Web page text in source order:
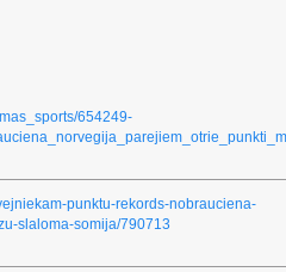
654249-
punktu-rekords-nobrauciena-
slaloma-somija/790713